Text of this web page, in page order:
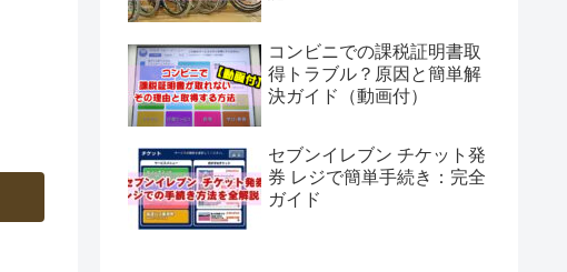
コンビニでの課税証明書取
得トラブル？原因と簡単解
決ガイド（動画付）
セブンイレブン チケット発
券 レジで簡単手続き：完全
ガイド